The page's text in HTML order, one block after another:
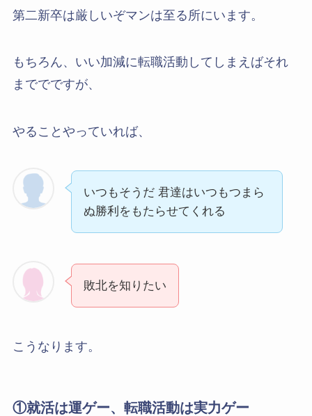
第二新卒は厳しいぞマンは至る所にいます。
もちろん、いい加減に転職活動してしまえばそれ
まででですが、
やることやっていれば、
いつもそうだ 君達はいつもつまら
ぬ勝利をもたらせてくれる
敗北を知りたい
こうなります。
①就活は運ゲー、転職活動は実力ゲー